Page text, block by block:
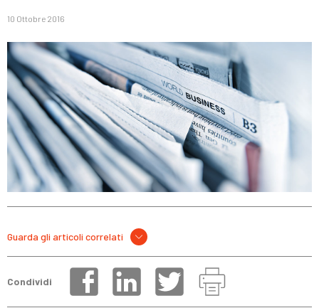
10 Ottobre 2016
Guarda gli articoli correlati
Condividi